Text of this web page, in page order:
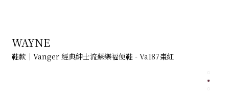
WAYNE
鞋款｜Vanger 經典紳士流蘇樂福便鞋 - Va187棗紅